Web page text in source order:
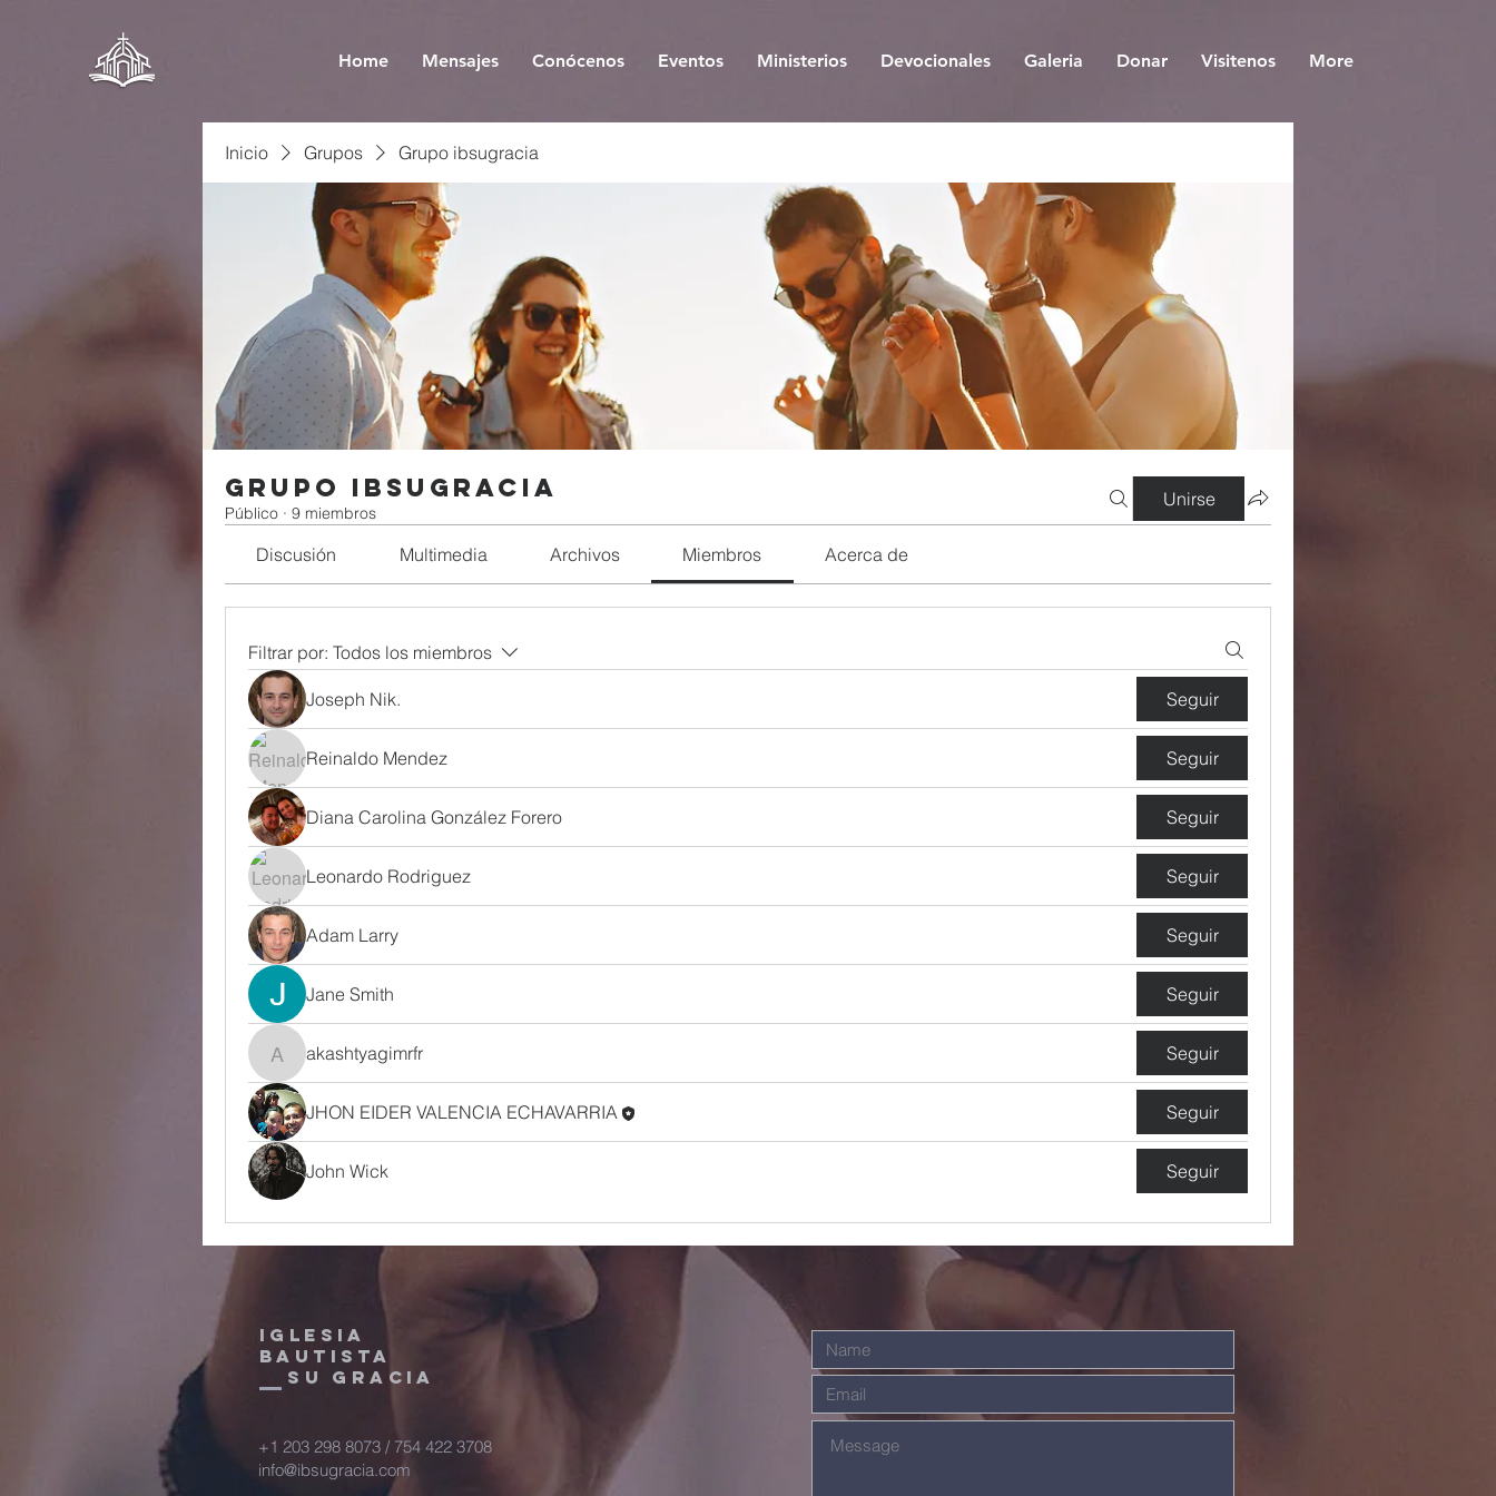
Home Mensajes Conócenos Eventos Ministerios Devocionales Galeria Donar Visitenos More
Inicio Grupos Grupo ibsugracia
Grupo ibsugracia
Público · 9 miembros
Unirse
Discusión Multimedia Archivos Miembros Acerca de
Filtrar por: Todos los miembros
Joseph Nik. Seguir
Reinaldo Mendez Seguir
Diana Carolina González Forero Seguir
Leonardo Rodriguez Seguir
Adam Larry Seguir
Jane Smith Seguir
akashtyagimrfr
akashtyagimrfr Seguir
JHON EIDER VALENCIA ECHAVARRIA Seguir
John Wick Seguir
IGLESIA
BAUTISTA
SU GRACIA
+1 203 298 8073 / 754 422 3708
info@ibsugracia.com